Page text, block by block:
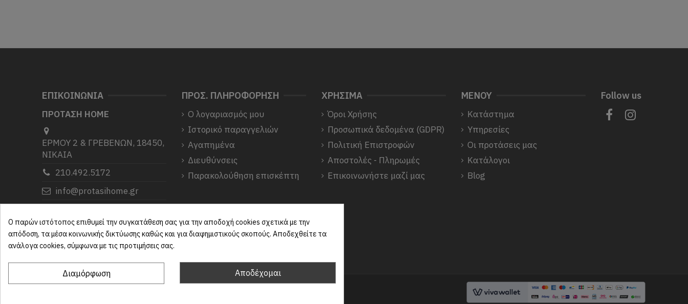
ΕΠΙΚΟΙΝΩΝΙΑ
ΠΡΟΤΑΣΗ HOME
ΕΡΜΟΥ 2 & ΓΡΕΒΕΝΩΝ, 18450,
ΝΙΚΑΙΑ
210.492.5172
info@protasihome.gr
επιλέξατε.
ΠΡΟΣ. ΠΛΗΡΟΦΟΡΗΣΗ
Ο λογαριασμός μου
Ιστορικό παραγγελιών
Αγαπημένα
Διευθύνσεις
Παρακολούθηση επισκέπτη
ΧΡΗΣΙΜΑ
Όροι Χρήσης
Προσωπικά δεδομένα (GDPR)
Πολιτική Επιστροφών
Αποστολές - Πληρωμές
Επικοινωνήστε μαζί μας
ΜΕΝΟΥ
Κατάστημα
Υπηρεσίες
Οι προτάσεις μας
Κατάλογοι
Blog
Follow us
ProtasiHome© 2025| All rights reserved
Ο παρών ιστότοπος επιθυμεί την συγκατάθεση σας για την αποδοχή cookies σχετικά με την
απόδοση, τα μέσα κοινωνικής δικτύωσης καθώς και για διαφημιστικούς σκοπούς. Αποδεχθείτε τα
ανάλογα cookies, σύμφωνα με τις προτιμήσεις σας.
Αποδέχομαι
Διαμόρφωση